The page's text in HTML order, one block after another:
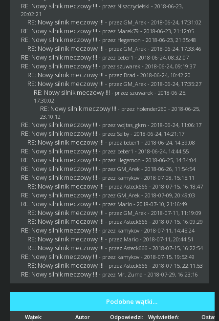
RE: Nowy silnik meczowy !!! - przez Niszczycielski - 2018-06-23,
20:02:21
RE: Nowy silnik meczowy !!! - przez GM_Arek - 2018-06-24, 17:31:02
RE: Nowy silnik meczowy !!! - przez Marek79 - 2018-06-23, 21:12:05
RE: Nowy silnik meczowy !!! - przez Hegemon - 2018-06-23, 21:35:48
RE: Nowy silnik meczowy !!! - przez GM_Arek - 2018-06-24, 17:33:46
RE: Nowy silnik meczowy !!! - przez beber1 - 2018-06-24, 08:32:07
RE: Nowy silnik meczowy !!! - przez szuwarek - 2018-06-24, 09:19:37
RE: Nowy silnik meczowy !!! - przez Brad - 2018-06-24, 10:42:20
RE: Nowy silnik meczowy !!! - przez GM_Arek - 2018-06-24, 17:35:27
RE: Nowy silnik meczowy !!! - przez szuwarek - 2018-06-25,
17:30:02
RE: Nowy silnik meczowy !!! - przez holender260 - 2018-06-25,
23:10:12
RE: Nowy silnik meczowy !!! - przez wojtas_gkm - 2018-06-24, 11:06:17
RE: Nowy silnik meczowy !!! - przez Selby- 2018-06-24, 14:21:17
RE: Nowy silnik meczowy !!! - przez beber1 - 2018-06-24, 14:39:08
RE: Nowy silnik meczowy !!! - przez beber1 - 2018-06-24, 14:44:55
RE: Nowy silnik meczowy !!! - przez Hegemon - 2018-06-25, 14:34:04
RE: Nowy silnik meczowy !!! - przez GM_Arek - 2018-06-26, 11:54:54
RE: Nowy silnik meczowy !!! - przez kamykov- 2018-07-08, 15:15:11
RE: Nowy silnik meczowy !!! - przez Asteck666 - 2018-07-15, 16:18:47
RE: Nowy silnik meczowy !!! - przez GM_Arek - 2018-07-09, 20:49:03
RE: Nowy silnik meczowy !!! - przez Mario- 2018-07-10, 21:16:49
RE: Nowy silnik meczowy !!! - przez GM_Arek - 2018-07-11, 11:19:09
RE: Nowy silnik meczowy !!! - przez Asteck666 - 2018-07-15, 16:09:29
RE: Nowy silnik meczowy !!! - przez kamykov- 2018-07-11, 14:45:24
RE: Nowy silnik meczowy !!! - przez Mario- 2018-07-11, 20:44:51
RE: Nowy silnik meczowy !!! - przez Asteck666 - 2018-07-15, 16:22:54
RE: Nowy silnik meczowy !!! - przez kamykov- 2018-07-15, 19:52:49
RE: Nowy silnik meczowy !!! - przez Asteck666 - 2018-07-15, 22:11:53
RE: Nowy silnik meczowy !!! - przez Mr. Zuma - 2018-07-29, 16:23:16
Podobne wątki…
Wątek: Autor Odpowiedzi: Wyświetleń: